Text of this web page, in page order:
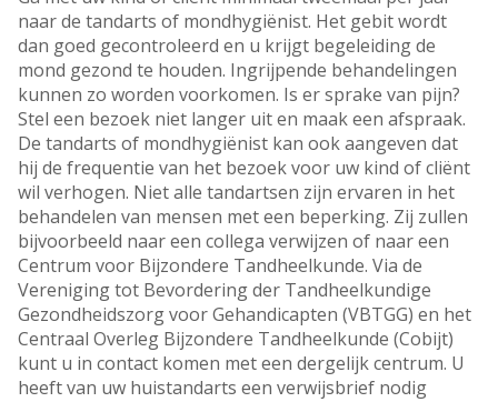
naar de tandarts of mondhygiënist. Het gebit wordt
dan goed gecontroleerd en u krijgt begeleiding de
mond gezond te houden. Ingrijpende behandelingen
kunnen zo worden voorkomen. Is er sprake van pijn?
Stel een bezoek niet langer uit en maak een afspraak.
De tandarts of mondhygiënist kan ook aangeven dat
hij de frequentie van het bezoek voor uw kind of cliënt
wil verhogen. Niet alle tandartsen zijn ervaren in het
behandelen van mensen met een beperking. Zij zullen
bijvoorbeeld naar een collega verwijzen of naar een
Centrum voor Bijzondere Tandheelkunde. Via de
Vereniging tot Bevordering der Tandheelkundige
Gezondheidszorg voor Gehandicapten (VBTGG) en het
Centraal Overleg Bijzondere Tandheelkunde (Cobijt)
kunt u in contact komen met een dergelijk centrum. U
heeft van uw huistandarts een verwijsbrief nodig